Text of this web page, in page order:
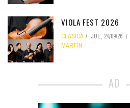
VIOLA FEST 2026
CLÁSICA JUE, 24/09/26
MARTÍN
AD